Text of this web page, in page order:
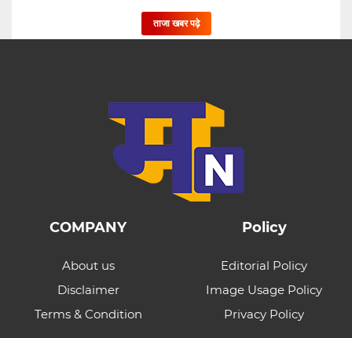
ताजा खबर पढ़े
COMPANY
About us
Disclaimer
Terms & Condition
Policy
Editorial Policy
Image Usage Policy
Privacy Policy